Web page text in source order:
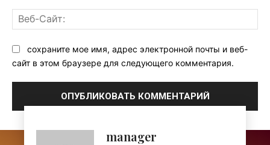
сохраните мое имя, адрес электронной почты и веб-
сайт в этом браузере для следующего комментария.
manager